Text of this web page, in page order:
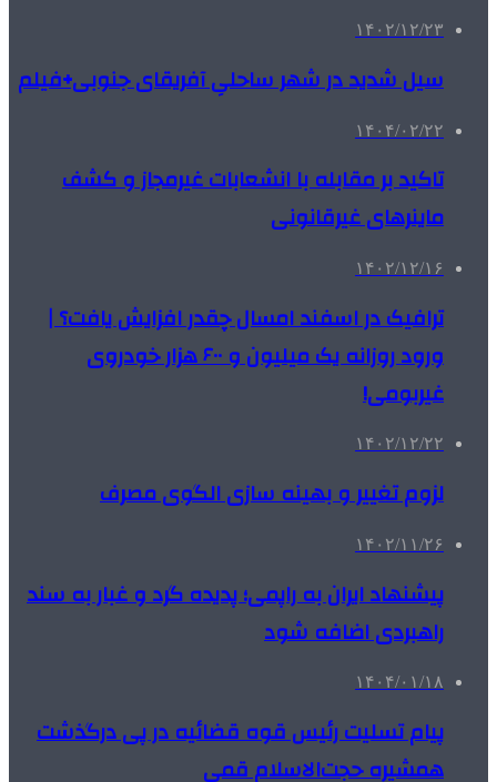
۱۴۰۲/۱۲/۲۳
سیل شدید در شهر ساحلیِ آفریقای جنوبی+فیلم
۱۴۰۴/۰۲/۲۲
تاکید بر مقابله با انشعابات غیرمجاز و کشف
ماینرهای غیرقانونی
۱۴۰۲/۱۲/۱۶
ترافیک در اسفند امسال چقدر افزایش یافت؟‌ |
ورود روزانه یک میلیون و ۶۰۰ هزار خودروی
غیربومی!
۱۴۰۲/۱۲/۲۲
لزوم تغییر و بهینه سازی الگوی مصرف
۱۴۰۲/۱۱/۲۶
پیشنهاد ایران به راپمی؛ پدیده گرد و غبار به سند
راهبردی اضافه شود
۱۴۰۴/۰۱/۱۸
پیام تسلیت رئیس قوه قضائیه در پی درگذشت
همشیره حجت‌الاسلام‌ قمی